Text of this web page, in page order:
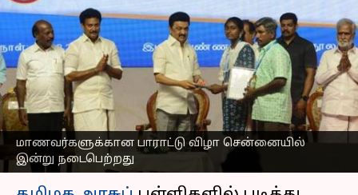
மாணவர்களுக்கான பாராட்டு விழா சென்னையில்
இன்று நடைபெற்றது
செல்லும் அரசு பள்ளி
மாணவர்களின் முழு
கல்விச் செலவை தமிழக
அரசே ஏற்கும்
எழுதியவர் Venkatalakshmi V Aug 02, 2024 06:11 pm
செய்தி முன்னோட்டம்